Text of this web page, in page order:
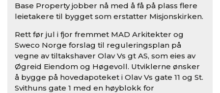
Base Property jobber nå med å få på plass flere
leietakere til bygget som erstatter Misjonskirken.
Rett før jul i fjor fremmet MAD Arkitekter og
Sweco Norge forslag til reguleringsplan på
vegne av tiltakshaver Olav Vs gt AS, som eies av
Øgreid Eiendom og Høgevoll. Utviklerne ønsker
å bygge på hovedapoteket i Olav Vs gate 11 og St.
Svithuns gate 1 med en høyblokk for